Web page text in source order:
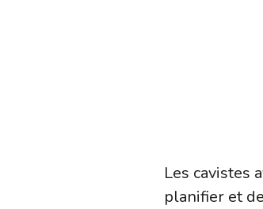
Les cavistes
planifier et